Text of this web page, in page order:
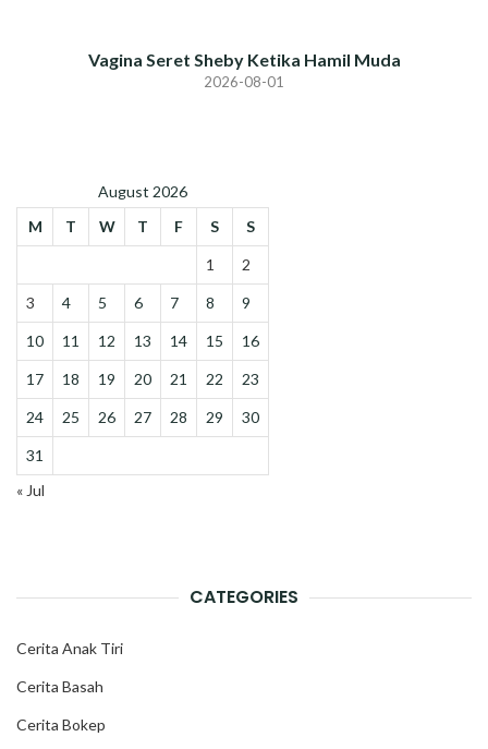
Vagina Seret Sheby Ketika Hamil Muda
2026-08-01
August 2026
M
T W T F S S
1 2
3 4 5 6 7 8 9
10 11 12 13 14 15 16
17 18 19 20 21 22 23
24 25 26 27 28 29 30
31
« Jul
CATEGORIES
Cerita Anak Tiri
Cerita Basah
Cerita Bokep